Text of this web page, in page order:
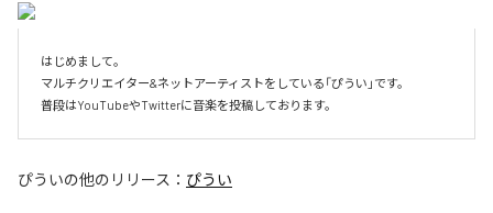
はじめまして。
マルチクリエイター&ネットアーティストをしている「ぴうい」です。
普段はYouTubeやTwitterに音楽を投稿しております。
ぴういの他のリリース： ぴうい